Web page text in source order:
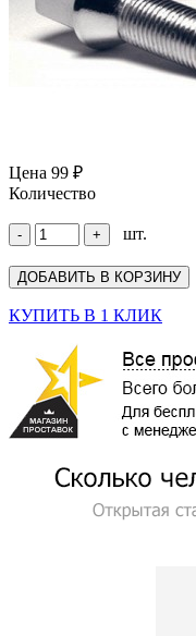
Цена 99 ₽
Количество
шт.
КУПИТЬ В 1 КЛИК